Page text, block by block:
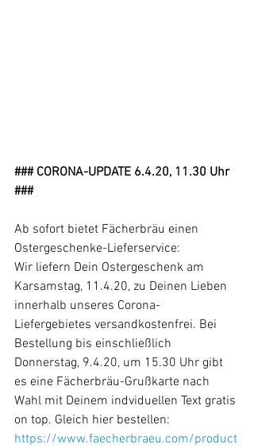
### CORONA-UPDATE 6.4.20, 11.30 Uhr
###
Ab sofort bietet Fächerbräu einen
Ostergeschenke-Lieferservice:
Wir liefern Dein Ostergeschenk am
Karsamstag, 11.4.20, zu Deinen Lieben
innerhalb unseres Corona-
Liefergebietes versandkostenfrei. Bei
Bestellung bis einschließlich
Donnerstag, 9.4.20, um 15.30 Uhr gibt
es eine Fächerbräu-Grußkarte nach
Wahl mit Deinem indviduellen Text gratis
on top. Gleich hier bestellen:
https://www.faecherbraeu.com/product